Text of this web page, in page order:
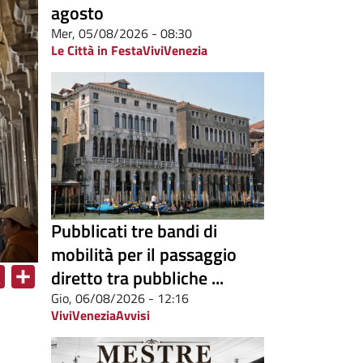
agosto
Mer, 05/08/2026 - 08:30
Le Città in FestaViviVenezia
Pubblicati tre bandi di
mobilità per il passaggio
diretto tra pubbliche ...
Gio, 06/08/2026 - 12:16
ViviVeneziaAvvisi